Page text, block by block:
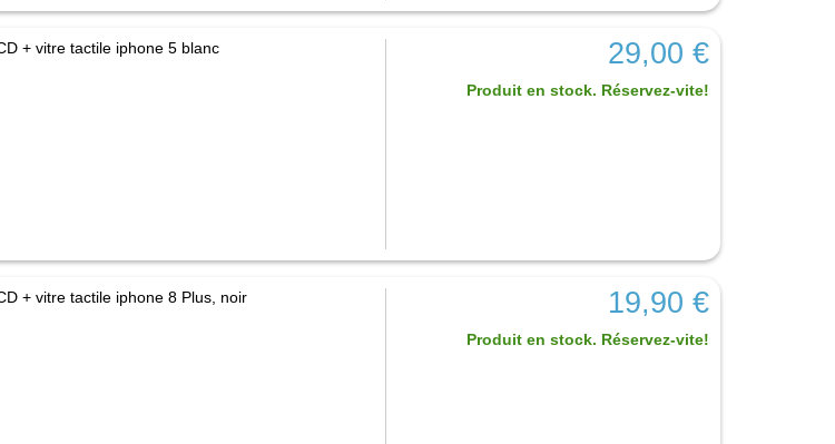
+ vitre tactile iphone 5 blanc 29,00 €
Produit en stock. Réservez-vite!
+ vitre tactile iphone 8 Plus, noir 19,90 €
Produit en stock. Réservez-vite!